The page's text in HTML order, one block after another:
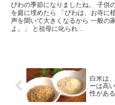
びわの季節になりましたね。 子供
を庭に埋めたら 「びわは、お寺に
声を聞いて大きくなるから 一般の
よ。」 と祖母に叱られ...
白米は
ーは高
性がある